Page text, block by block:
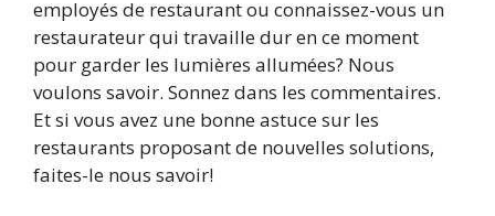
employés de restaurant ou connaissez-vous un
restaurateur qui travaille dur en ce moment
pour garder les lumières allumées? Nous
voulons savoir. Sonnez dans les commentaires.
Et si vous avez une bonne astuce sur les
restaurants proposant de nouvelles solutions,
faites-le nous savoir!